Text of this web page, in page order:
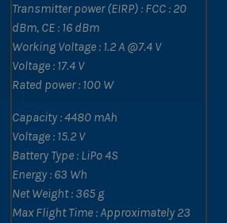
Transmitter power (EIRP) : FCC : 20
dBm, CE : 16 dBm
Working Voltage : 1.2 A @7.4 V
Voltage : 17.4 V
Rated power : 100 W
Capacity : 4480 mAh
Voltage : 15.2 V
Battery Type : LiPo 4S
Energy : 63 Wh
Net Weight : 365 g
Max Flight Time : Approximately 23